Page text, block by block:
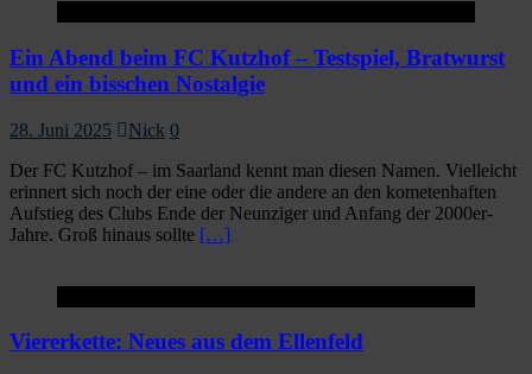
Ein Abend beim FC Kutzhof – Testspiel, Bratwurst
und ein bisschen Nostalgie
28. Juni 2025 Nick 0
Der FC Kutzhof – im Saarland kennt man diesen Namen. Vielleicht
erinnert sich noch der eine oder die andere an den kometenhaften
Aufstieg des Clubs Ende der Neunziger und Anfang der 2000er-
Jahre. Groß hinaus sollte […]
Viererkette: Neues aus dem Ellenfeld